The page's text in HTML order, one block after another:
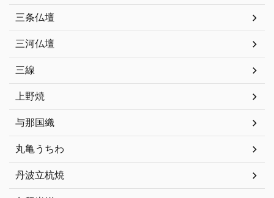
三条仏壇
三河仏壇
三線
上野焼
与那国織
丸亀うちわ
丹波立杭焼